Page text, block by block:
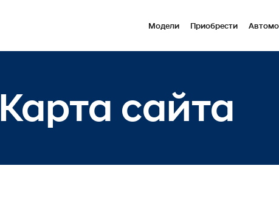
Модели Приобрести
Карта сайта